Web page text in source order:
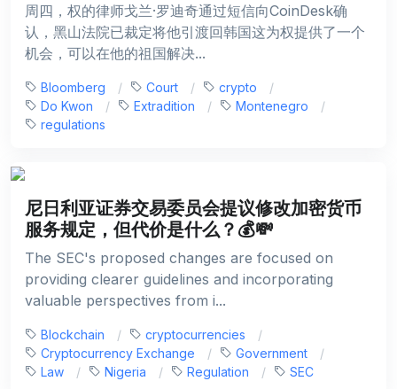
周四，权的律师戈兰·罗迪奇通过短信向CoinDesk确
认，黑山法院已裁定将他引渡回韩国这为权提供了一个
机会，可以在他的祖国解决...
Bloomberg Court
crypto
Do Kwon
Extradition
Montenegro
regulations
尼日利亚证券交易委员会提议修改加密货币
服务规定，但代价是什么？💰💸
The SEC's proposed changes are focused on
providing clearer guidelines and incorporating
valuable perspectives from i...
Blockchain
cryptocurrencies
Cryptocurrency Exchange
Government
Law
Nigeria Regulation SEC